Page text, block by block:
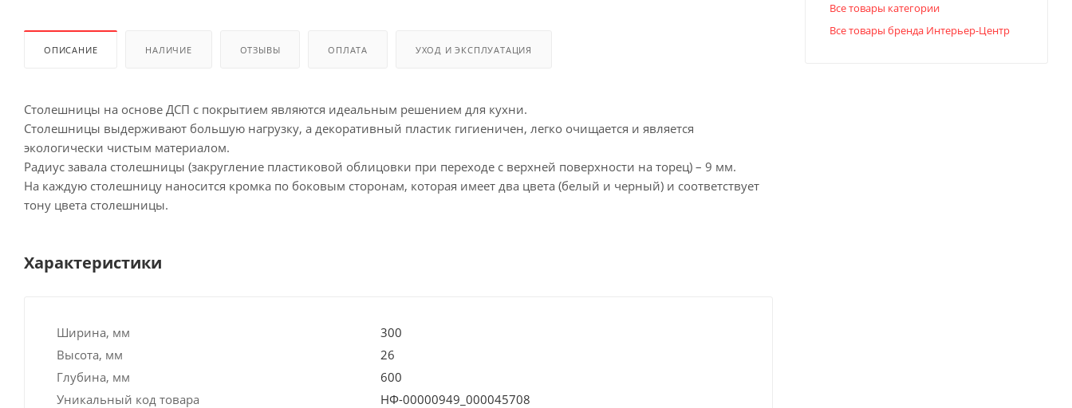
ОПИСАНИЕ НАЛИЧИЕ ОТЗЫВЫ ОПЛАТА УХОД И ЭКСПЛУАТАЦИЯ
Столешницы на основе ДСП с покрытием являются идеальным решением для кухни.
Столешницы выдерживают большую нагрузку, а декоративный пластик гигиеничен, легко очищается и является
экологически чистым материалом.
Радиус завала столешницы (закругление пластиковой облицовки при переходе с верхней поверхности на торец) – 9 мм.
На каждую столешницу наносится кромка по боковым сторонам, которая имеет два цвета (белый и черный) и соответствует
тону цвета столешницы.
Характеристики
Ширина, мм
300
Высота, мм
26
Глубина, мм
600
Уникальный код товара
НФ-00000949_000045708
Все товары категории
Все товары бренда Интерьер-Центр